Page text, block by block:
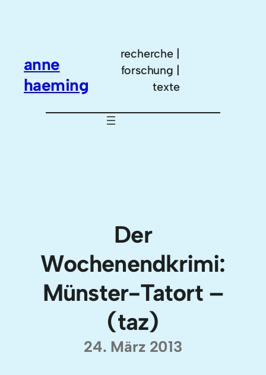
anne
haeming
recherche |
forschung |
texte
Der
Wochenendkrimi:
Münster-Tatort –
(taz)
24. März 2013